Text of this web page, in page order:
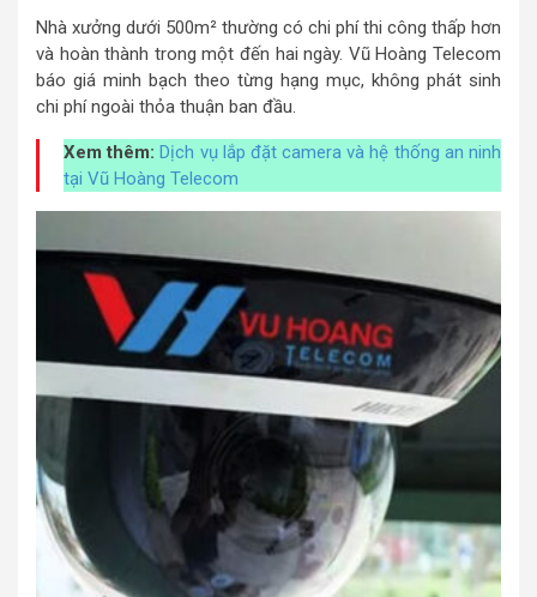
Nhà xưởng dưới 500m² thường có chi phí thi công thấp hơn
và hoàn thành trong một đến hai ngày. Vũ Hoàng Telecom
báo giá minh bạch theo từng hạng mục, không phát sinh
chi phí ngoài thỏa thuận ban đầu.
Xem thêm: Dịch vụ lắp đặt camera và hệ thống an ninh
tại Vũ Hoàng Telecom